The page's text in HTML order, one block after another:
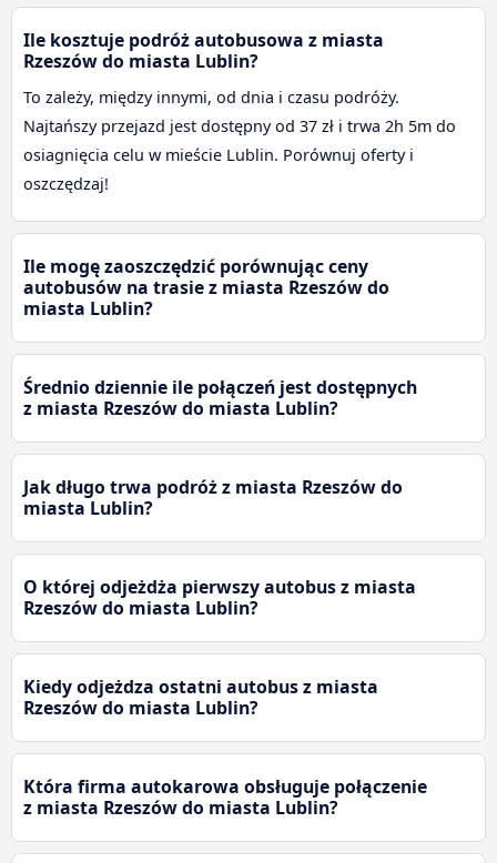
Ile kosztuje podróż autobusowa z miasta
Rzeszów do miasta Lublin?
To zależy, między innymi, od dnia i czasu podróży.
Najtańszy przejazd jest dostępny od 37 zł i trwa 2h 5m do
osiagnięcia celu w mieście Lublin. Porównuj oferty i
oszczędzaj!
Ile mogę zaoszczędzić porównując ceny
autobusów na trasie z miasta Rzeszów do
miasta Lublin?
Średnio dziennie ile połączeń jest dostępnych
z miasta Rzeszów do miasta Lublin?
Jak długo trwa podróż z miasta Rzeszów do
miasta Lublin?
O której odjeżdża pierwszy autobus z miasta
Rzeszów do miasta Lublin?
Kiedy odjeżdza ostatni autobus z miasta
Rzeszów do miasta Lublin?
Która firma autokarowa obsługuje połączenie
z miasta Rzeszów do miasta Lublin?